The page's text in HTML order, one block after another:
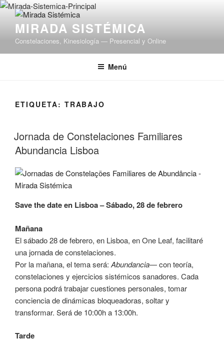
Saltar
contenidoMIRADA SISTÉMICA
Constelaciones, Kinesiología — Presencial y Online
Menú
ETIQUETA: TRABAJO
Jornada de Constelaciones Familiares
Abundancia Lisboa
Save the date en Lisboa – Sábado, 28 de febrero
Mañana
El sábado 28 de febrero, en Lisboa, en One Leaf, facilitaré
una jornada de constelaciones.
Por la mañana, el tema será: Abundancia— con teoría,
constelaciones y ejercicios sistémicos sanadores. Cada
persona podrá trabajar cuestiones personales, tomar
conciencia de dinámicas bloqueadoras, soltar y
transformar. Será de 10:00h a 13:00h.
Tarde